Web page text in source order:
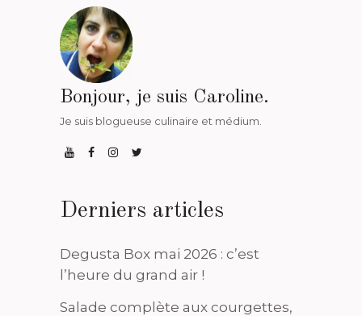
Bonjour, je suis Caroline.
Je suis blogueuse culinaire et médium.
Derniers articles
Degusta Box mai 2026 : c’est
l’heure du grand air !
Salade complète aux courgettes,